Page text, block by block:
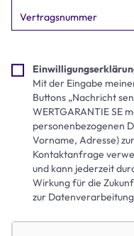
Vertragsnummer
Mit der Eingabe
Buttons „Nachricht
WERTGARANTIE SE
personenbezogenen
Vorname, Adresse)
Kontaktanfrage
und kann jederzeit
Wirkung für die
zur